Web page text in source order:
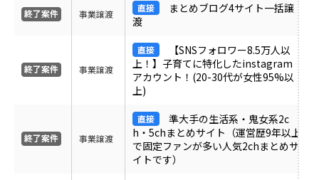
事業譲渡
まとめブログ4サイト一括譲
渡
事業譲渡
【SNSフォロワー8.5万人以
上！】子育てに特化したinstagram
アカウント！(20-30代が女性95%以
上)
事業譲渡
準大手の生活系・鬼女系2c
h・5chまとめサイト（運営歴9年以上
で固定ファンが多い人気2chまとめサ
イトです）